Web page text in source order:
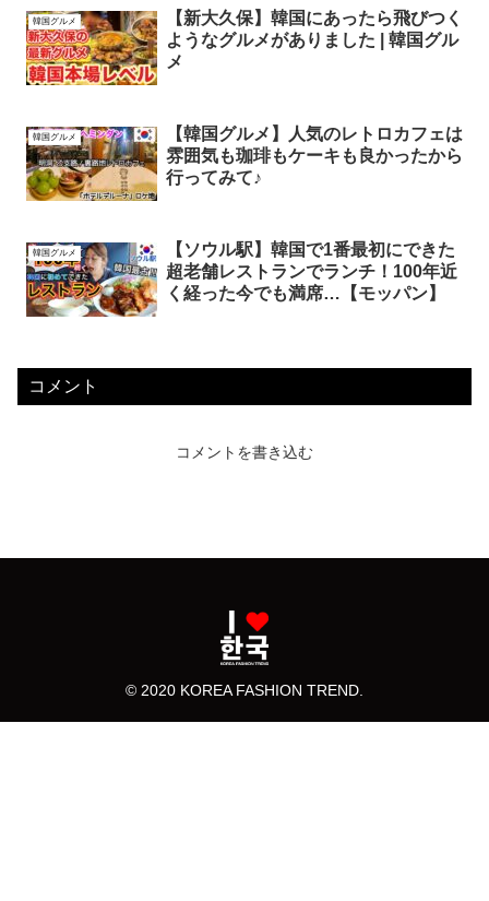
韓国グルメ
【新大久保】韓国にあったら飛びつく
ようなグルメがありました | 韓国グル
メ
韓国グルメ
【韓国グルメ】人気のレトロカフェは
雰囲気も珈琲もケーキも良かったから
行ってみて♪
韓国グルメ
【ソウル駅】韓国で1番最初にできた
超老舗レストランでランチ！100年近
く経った今でも満席…【モッパン】
コメント
コメントを書き込む
© 2020 KOREA FASHION TREND.